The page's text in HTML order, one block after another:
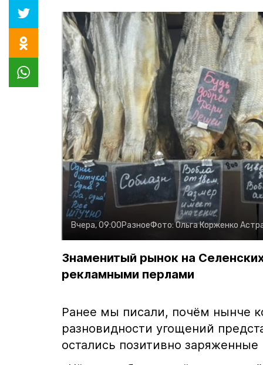
Вчера, 09:00РазноеФото:Ольга Корженко
Знаменитый рынок на
рекламными перлами
Ранее мы писали, почём нынче
разновидности угощений
остались позитивно заряженные